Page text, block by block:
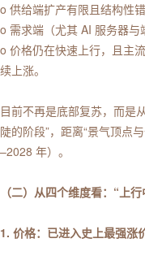
o 供给端扩产有限且结构性错
o 需求端（尤其 AI 服务器与
o 价格仍在快速上行，且主
续上涨。
目前不再是底部复苏，而是
陡的阶段”，距离“景气顶点
–2028 年）。
（二）从四个维度看：“上
1. 价格：已进入史上最强涨